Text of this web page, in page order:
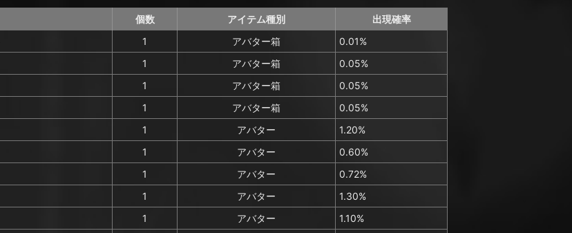
個数 アイテム種別
出現確率
1 アバター箱
0.01%
1 アバター箱
0.05%
1 アバター箱
0.05%
1 アバター箱
0.05%
1 アバター
1.20%
1 アバター
0.60%
1 アバター
0.72%
1 アバター
1.30%
1 アバター
1.10%